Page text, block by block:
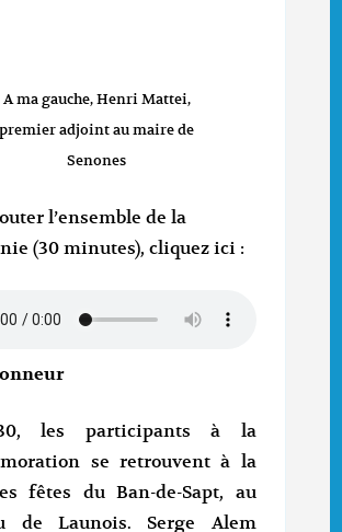
A ma gauche, Henri Mattei,
premier adjoint au maire de
Senones
l’ensemble de la
(30 minutes), cliquez ici :
les participants à la
se retrouvent à la
fêtes du Ban-de-Sapt, au
de Launois. Serge Alem